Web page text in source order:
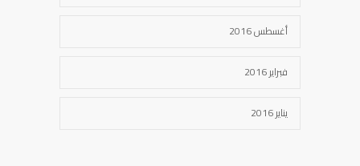
أغسطس 2016
فبراير 2016
يناير 2016